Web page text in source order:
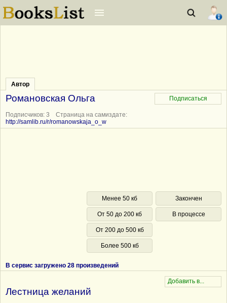
Автор
Романовская Ольга
Подписчиков: 3 Страница на самиздате:
http://samlib.ru/r/romanowskaja_o_w
Менее 50 кб
От 50 до 200 кб
От 200 до 500 кб
Более 500 кб
Закончен
В процессе
В сервис загружено 28 произведений
Лестница желаний